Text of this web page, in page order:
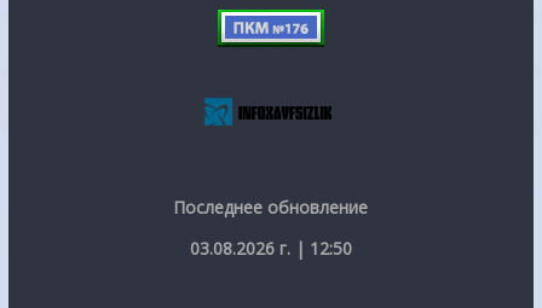
Последнее обновление
03.08.2026 г. | 12:50